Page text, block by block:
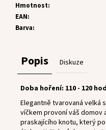
Hmotnost:
EAN:
Barva:
Popis Diskuze
Doba hoření: 110 - 120
Elegantně tvarovaná velká
víčkem provoní váš domov
praskajícího knotu, který